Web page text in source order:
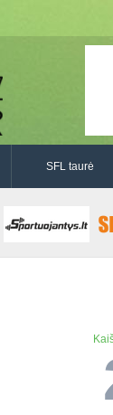
SFL taurė